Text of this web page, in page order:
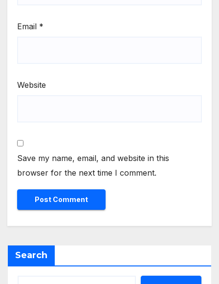
Email *
Website
Save my name, email, and website in this
browser for the next time I comment.
Search